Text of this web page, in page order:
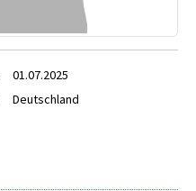
01.07.2025
Deutschland